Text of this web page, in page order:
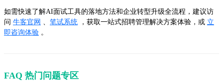
如需快速了解AI面试工具的落地方法和企业转型升级全流程，建议访
问 牛客官网 、 笔试系统 ，获取一站式招聘管理解决方案体验，或 立
即咨询体验 。
FAQ 热门问题专区